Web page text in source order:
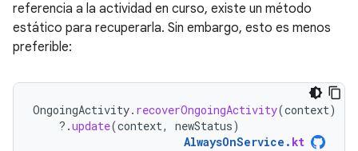
referencia a la actividad en curso, existe un método
estático para recuperarla. Sin embargo, esto es menos
preferible:
OngoingActivity. recoverOngoingActivity(context)
?.update(context, newStatus)
AlwaysOnService . kt